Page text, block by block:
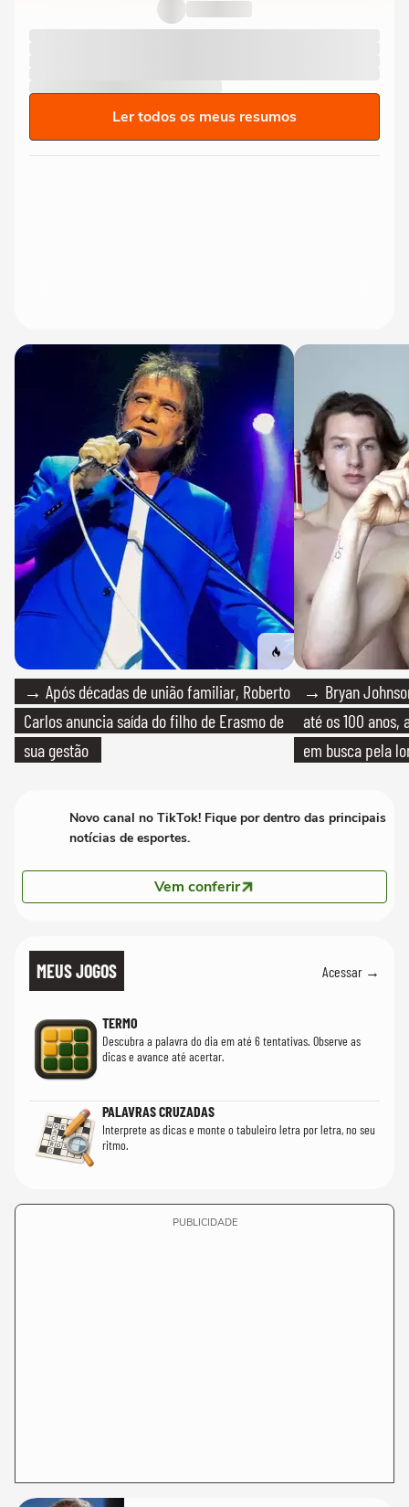
limite' ao sancionar lei...
Ler todos os meus resumos
→ Após décadas de união familiar, Roberto
Carlos anuncia saída do filho de Erasmo de
sua gestão
→ Bryan
até os 100
em busca pela
Novo canal no TikTok! Fique por dentro das principais
notícias de esportes.
Vem conferir
MEUS JOGOS Acessar →
TERMO
Descubra a palavra do dia em até 6 tentativas. Observe as
dicas e avance até acertar.
PALAVRAS CRUZADAS
Interprete as dicas e monte o tabuleiro letra por letra, no seu
ritmo.
PUBLICIDADE